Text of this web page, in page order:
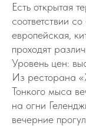
Есть открытая
соответствии
европейская,
проходят
Уровень цен:
Из ресторана
Тонкого мыса
на огни
вечерние